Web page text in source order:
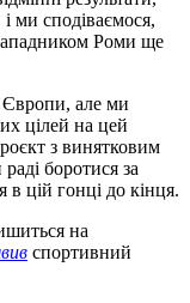
ми сподіваємося,
Роми ще
але ми
цілей на цей
з винятковим
боротися за
в цій гонці до кінця.
на
спортивний